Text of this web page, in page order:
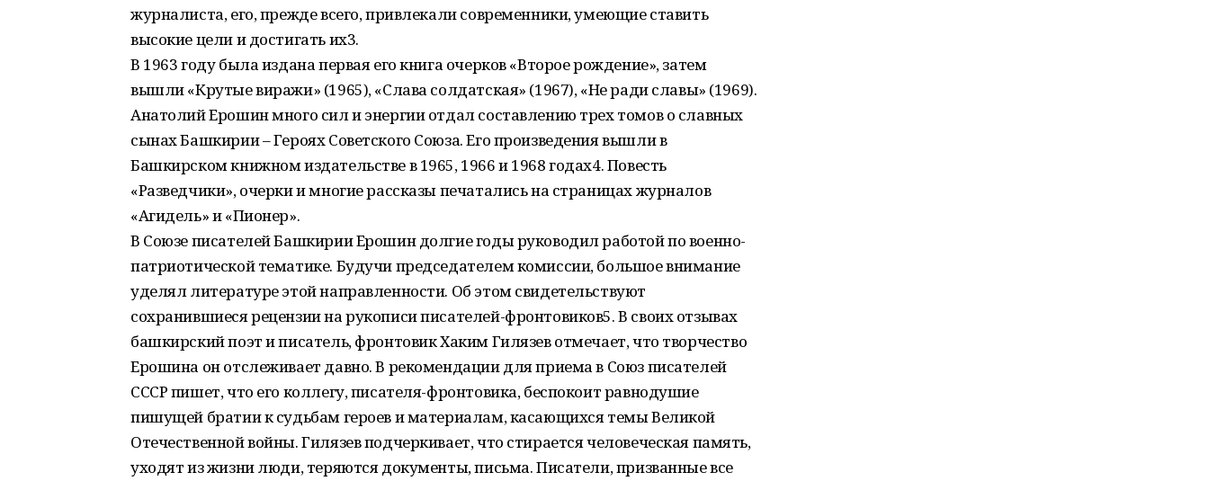
журналиста, его, прежде всего, привлекали современники, умеющие ставить
высокие цели и достигать их3.
В 1963 году была издана первая его книга очерков «Второе рождение», затем
вышли «Крутые виражи» (1965), «Слава солдатская» (1967), «Не ради славы» (1969).
Анатолий Ерошин много сил и энергии отдал составлению трех томов о славных
сынах Башкирии – Героях Советского Союза. Его произведения вышли в
Башкирском книжном издательстве в 1965, 1966 и 1968 годах4. Повесть
«Разведчики», очерки и многие рассказы печатались на страницах журналов
«Агидель» и «Пионер».
В Союзе писателей Башкирии Ерошин долгие годы руководил работой по военно-
патриотической тематике. Будучи председателем комиссии, большое внимание
уделял литературе этой направленности. Об этом свидетельствуют
сохранившиеся рецензии на рукописи писателей-фронтовиков5. В своих отзывах
башкирский поэт и писатель, фронтовик Хаким Гилязев отмечает, что творчество
Ерошина он отслеживает давно. В рекомендации для приема в Союз писателей
СССР пишет, что его коллегу, писателя-фронтовика, беспокоит равнодушие
пишущей братии к судьбам героев и материалам, касающихся темы Великой
Отечественной войны. Гилязев подчеркивает, что стирается человеческая память,
уходят из жизни люди, теряются документы, письма. Писатели, призванные все